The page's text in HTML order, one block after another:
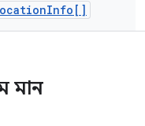
Info[]
মান